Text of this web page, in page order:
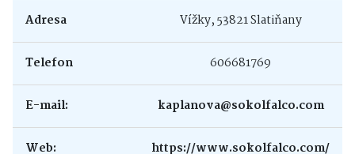
Adresa Vížky, 53821 Slatiňany
Telefon 606681769
E-mail: kaplanova@sokolfalco.com
Web: https://www.sokolfalco.com/